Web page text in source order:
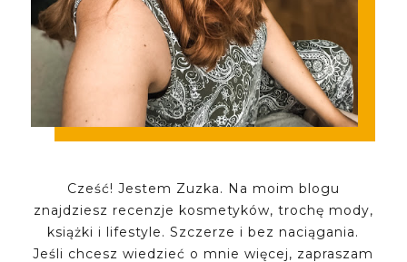
Cześć! Jestem Zuzka. Na moim blogu
znajdziesz recenzje kosmetyków, trochę mody,
książki i lifestyle. Szczerze i bez naciągania.
Jeśli chcesz wiedzieć o mnie więcej, zapraszam